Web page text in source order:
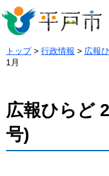
トップ> 行政情報 > 広報
1月
広報ひらど
号)